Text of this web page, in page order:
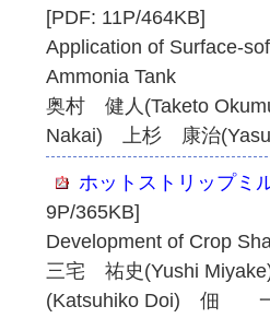
[PDF: 11P/464KB]
Application of Surface-
Ammonia Tank
奥村 健人(Taketo
Nakai) 上杉 康治
ホットストリップミ
9P/365KB]
Development of Crop
三宅 祐史(Yushi
(Katsuhiko Doi) 佃 一